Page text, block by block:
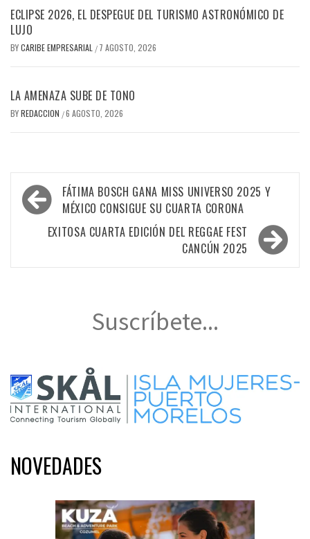
ECLIPSE 2026, EL DESPEGUE DEL TURISMO ASTRONÓMICO DE
LUJO
BYCARIBE EMPRESARIAL / 7 AGOSTO, 2026
LA AMENAZA SUBE DE TONO
BYREDACCION /6 AGOSTO, 2026
Navegación
de
entradas
FÁTIMA BOSCH GANA MISS UNIVERSO 2025 Y
MÉXICO CONSIGUE SU CUARTA CORONA
EXITOSA CUARTA EDICIÓN DEL REGGAE FEST
CANCÚN 2025
Suscríbete...
NOVEDADES